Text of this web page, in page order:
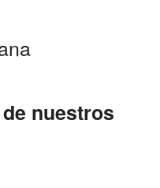
nuestros